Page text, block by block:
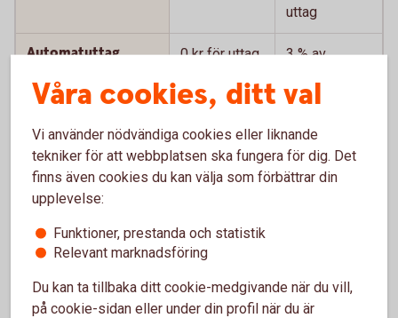
uttag
Automatuttag
0 kr för uttag
land, annars
3 % av
belopp, lägst
uttag
Köp utomlands Ja Ja
vid uttag och köp
utomlands
Kortet har chip Ja Ja
Våra cookies, ditt val
Vi använder nödvändiga cookies eller liknande
tekniker för att webbplatsen ska fungera för dig. Det
finns även cookies du kan välja som förbättrar din
upplevelse:
Funktioner, prestanda och statistik
Relevant marknadsföring
Du kan ta tillbaka ditt cookie-medgivande när du vill,
på cookie-sidan eller under din profil när du är